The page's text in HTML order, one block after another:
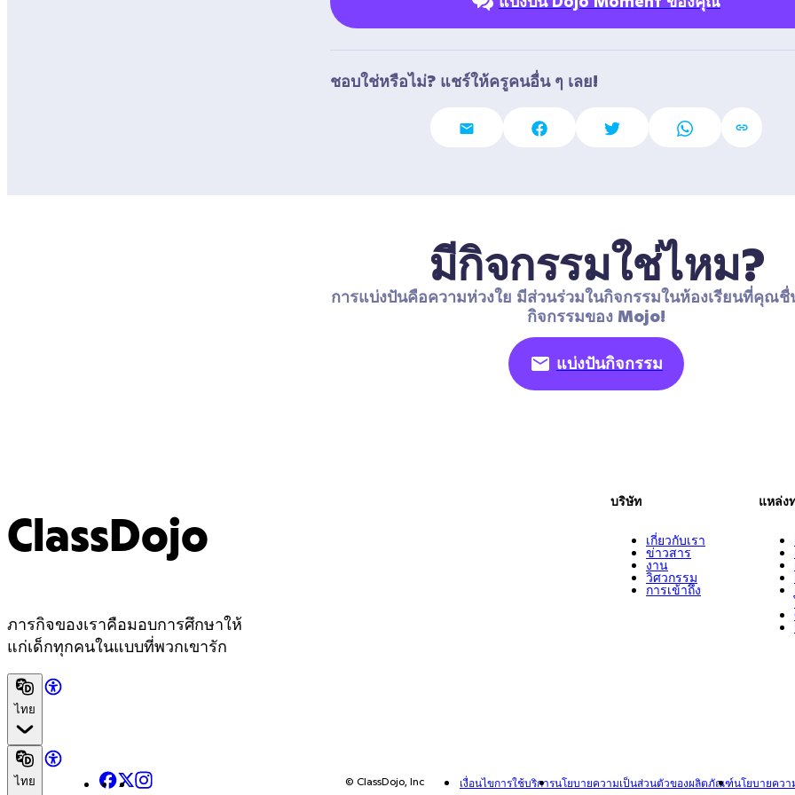
ชอบใช่หรือไม่? แชร์ให้ครูคนอื่น ๆ เลย!
มีกิจกรรมใช่ไหม?
การแบ่งปันคือความห่วงใย มีส่วนร่วมในกิจกรรมในห้องเรียนที่คุณ
กิจกรรมของ Mojo!
แบ่งปันกิจกรรม
ClassDojo
ภารกิจของเราคือมอบการศึกษาให้
แก่เด็กทุกคนในแบบที่พวกเขารัก
ไทย
บริษัท
เกี่ยวกับเรา
ข่าวสาร
งาน
วิศวกรรม
การเข้าถึง
แหล่ง
ไทย Facebook
X Instagram © ClassDojo, Inc เงื่อนไขการใช้บริการนโยบายความเป็นส่วนตัวของผลิตภัณฑ์นโยบายควา